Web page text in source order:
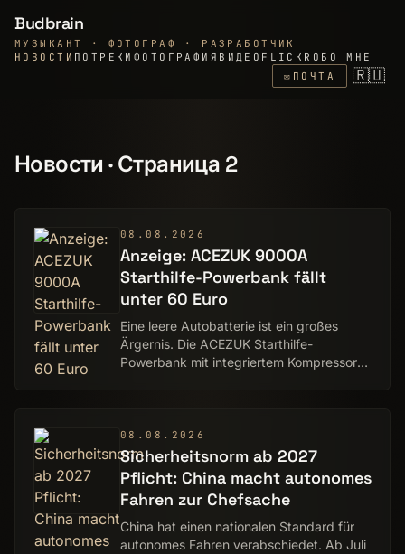
Budbrain
МУЗЫКАНТ · ФОТОГРАФ · РАЗРАБОТЧИК
НОВОСТИ ПО ТРЕКИ ФОТОГРАФИЯ ВИДЕО FLICKR ОБО МНЕ
✉ ПОЧТА 🇷🇺
Новости · Страница 2
08.08.2026
Anzeige: ACEZUK 9000A
Starthilfe-Powerbank fällt
unter 60 Euro
Eine leere Autobatterie ist ein großes
Ärgernis. Die ACEZUK Starthilfe-
Powerbank mit integriertem Kompressor
08.08.2026
Sicherheitsnorm ab 2027
Pflicht: China macht autonomes
Fahren zur Chefsache
China hat einen nationalen Standard für
autonomes Fahren verabschiedet. Ab Juli